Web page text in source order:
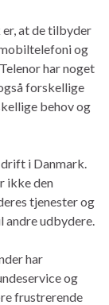
at de tilbyder
og
har noget
forskellige
behov og
i Danmark.
ikke den
tjenester og
udbydere.
har
og
frustrerende